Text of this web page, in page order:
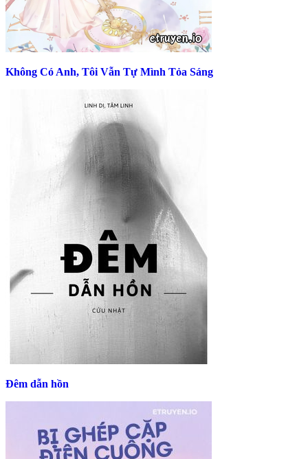
Không Có Anh, Tôi Vẫn Tự Mình Tỏa Sáng
Đêm dẫn hồn